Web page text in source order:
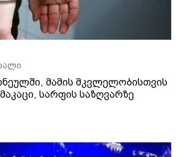
მამის მკვლელობისთვის
სარფის საზღვარზე